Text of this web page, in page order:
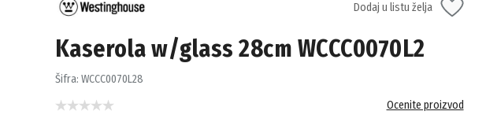
Dodaj u listu želja
Kaserola w/glass 28cm WCCC0070L2
Šifra: WCCC0070L28
Ocenite proizvod